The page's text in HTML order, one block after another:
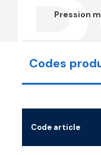
Pression
Codes
Code article